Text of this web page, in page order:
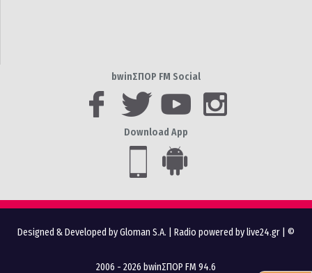
bwinΣΠΟΡ FM Social
Download App
Designed & Developed by Gloman S.A. Radio powered by live24.gr | ©
2006 - 2026 bwinΣΠΟΡ FM 94.6